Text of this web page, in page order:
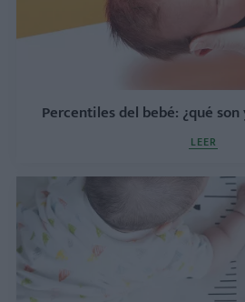
Percentiles del bebé: ¿qué
LEER